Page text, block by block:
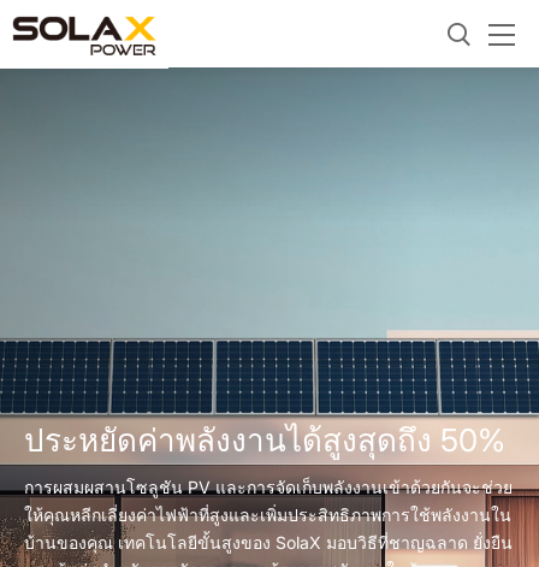
ประหยัดค่าพลังงานได้สูงสุดถึง 50%
การผสมผสานโซลูชัน PV และการจัดเก็บพลังงานเข้าด้วยกันจะช่วย
ให้คุณหลีกเลี่ยงค่าไฟฟ้าที่สูงและเพิ่มประสิทธิภาพการใช้พลังงานใน
บ้านของคุณ เทคโนโลยีขั้นสูงของ SolaX มอบวิธีที่ชาญฉลาด ยั่งยืน